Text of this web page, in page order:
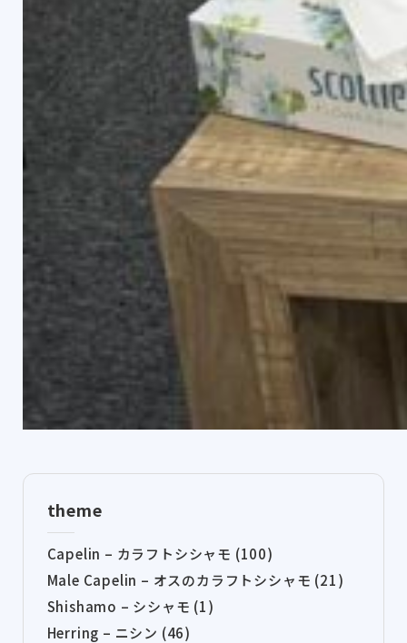
theme
Capelin – カラフトシシャモ (100)
Male Capelin – オスのカラフトシシャモ (21)
Shishamo – シシャモ (1)
Herring – ニシン (46)